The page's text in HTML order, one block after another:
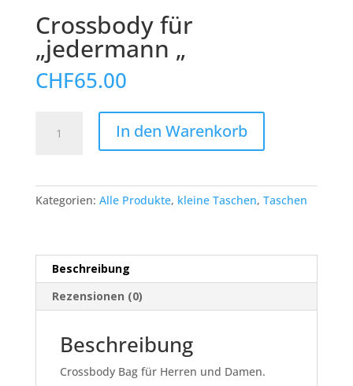
Crossbody für
„jedermann „
CHF65.00
In den Warenkorb
Kategorien: Alle Produkte, kleine Taschen, Taschen
Beschreibung
Rezensionen (0)
Beschreibung
Crossbody Bag für Herren und Damen.